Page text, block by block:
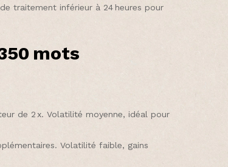
traitement inférieur à 24 heures pour
mots
de 2 x. Volatilité moyenne, idéal pour
Volatilité faible, gains